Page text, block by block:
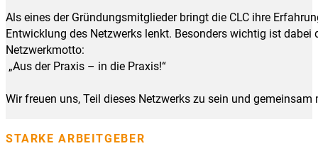
Als eines der Gründungsmitglieder bringt die CLC ihre
Entwicklung des Netzwerks lenkt. Besonders wichtig ist
Netzwerkmotto:
„Aus der Praxis – in die Praxis!“
Wir freuen uns, Teil dieses Netzwerks zu sein und
STARKE ARBEITGEBER